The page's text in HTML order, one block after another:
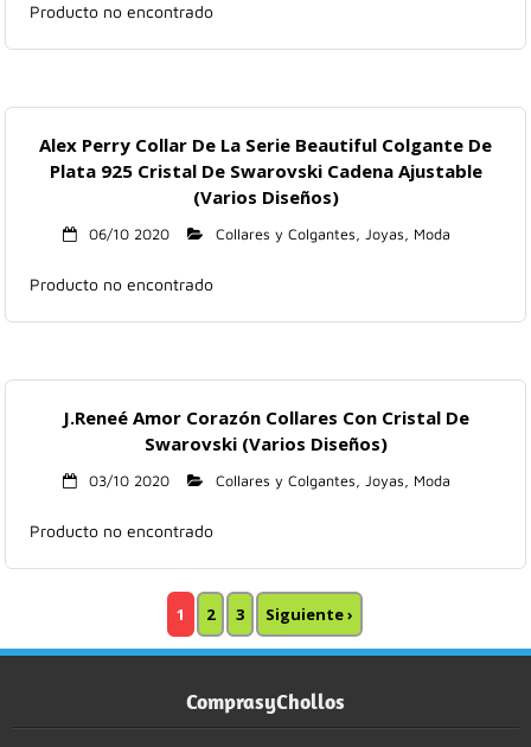
Producto no encontrado
Alex Perry Collar De La Serie Beautiful Colgante De
Plata 925 Cristal De Swarovski Cadena Ajustable
(Varios Diseños)
06/10 2020 Collares y Colgantes, Joyas, Moda
Producto no encontrado
J.Reneé Amor Corazón Collares Con Cristal De
Swarovski (Varios Diseños)
03/10 2020 Collares y Colgantes, Joyas, Moda
Producto no encontrado
1 2 3 Siguiente ›
ComprasyChollos